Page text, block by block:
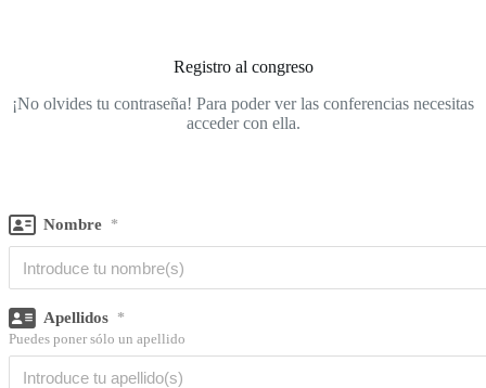
Registro al congreso
¡No olvides tu contraseña! Para poder ver las conferencias necesitas
acceder con ella.
Nombre *
Apellidos *
Puedes poner sólo un apellido